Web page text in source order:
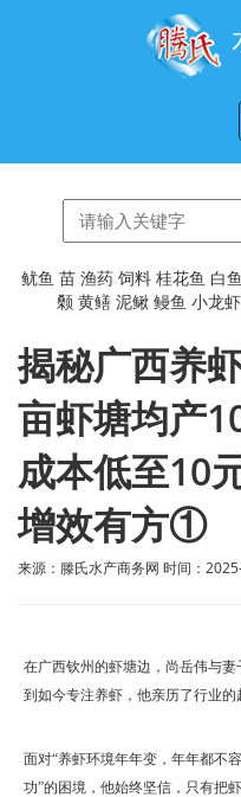
鱿鱼 苗 渔药 饲料 桂花鱼 白鱼
颡 黄鳝 泥鳅 鳗鱼 小龙虾
揭秘广西养
亩虾塘均产
成本低至10
增效有方①
来源：滕氏水产商务网 时间：
在广西钦州的虾塘边，尚岳伟与
到如今专注养虾，他亲历了行业的
面对“养虾环境年年变，年年都不
功”的困境，他始终坚信，只有把